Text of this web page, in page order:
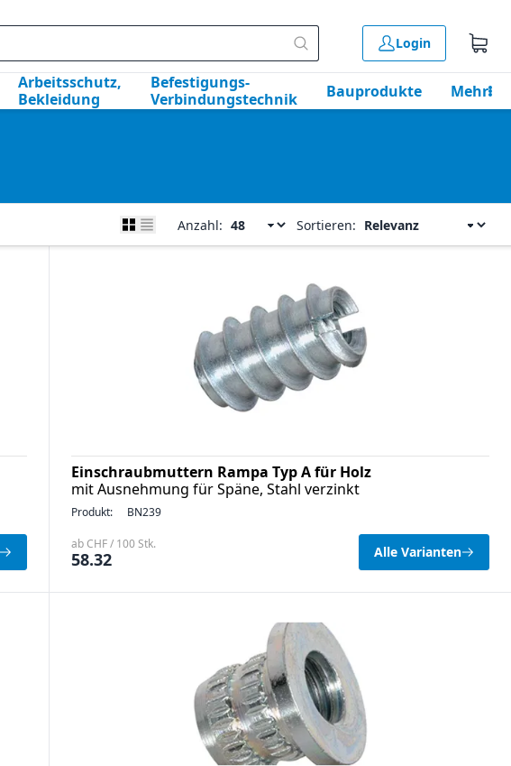
Login
Arbeitsschutz,
Bekleidung
Befestigungs-
Verbindungstechnik
Bauprodukte Mehr
Anzahl: Sortieren:
Einschraubmuttern Rampa Typ A für Holz
mit Ausnehmung für Späne, Stahl verzinkt
Produkt: BN239
ab CHF / 100 Stk.
58.32 Alle Varianten